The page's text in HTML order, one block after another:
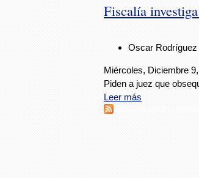
Fiscalía
Oscar Rodríguez
Miércoles, Diciembre
Piden a juez que
Leer más